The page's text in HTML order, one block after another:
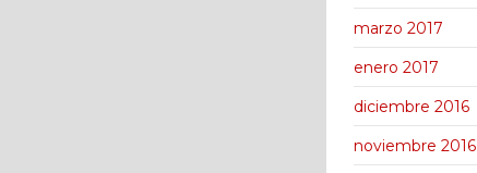
marzo 2017
enero 2017
diciembre 2016
noviembre 2016